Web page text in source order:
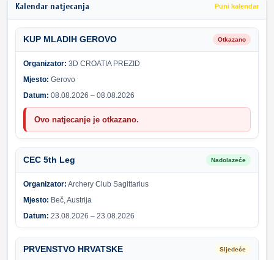
Kalendar natjecanja Puni kalendar
KUP MLADIH GEROVO Otkazano
Organizator: 3D CROATIA PREZID
Mjesto: Gerovo
Datum: 08.08.2026 – 08.08.2026
Ovo natjecanje je otkazano.
CEC 5th Leg Nadolazeće
Organizator: Archery Club Sagittarius
Mjesto: Beč, Austrija
Datum: 23.08.2026 – 23.08.2026
PRVENSTVO HRVATSKE Sljedeće